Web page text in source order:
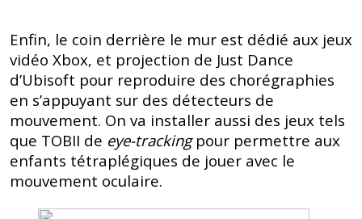
Enfin, le coin derrière le mur est dédié aux jeux
vidéo Xbox, et projection de Just Dance
d’Ubisoft pour reproduire des chorégraphies
en s’appuyant sur des détecteurs de
mouvement. On va installer aussi des jeux tels
que TOBII de eye-trackingpour permettre aux
enfants tétraplégiques de jouer avec le
mouvement oculaire.